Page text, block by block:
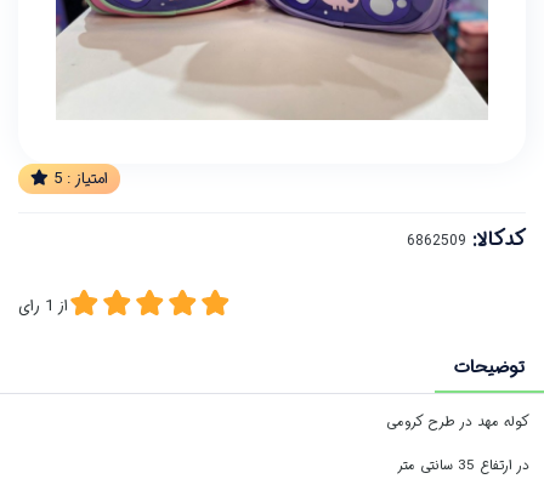
امتیاز : 5
کدکالا:
از 1 رای
توضیحات
کوله مهد در طرح کرومی
در ارتفاع 35 سانتی متر